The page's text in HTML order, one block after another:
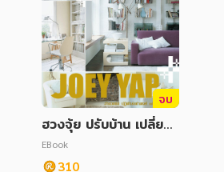
จบ
ฮวงจุ้ย ปรับบ้าน เปลี่ยนชี
วิต
EBook
310